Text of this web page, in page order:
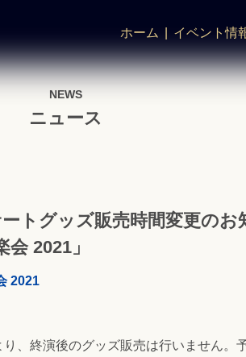
ホーム イベント情
NEWS
ニュース
トグッズ販売時間変更のお
2021」
2021
、終演後のグッズ販売は行いません。